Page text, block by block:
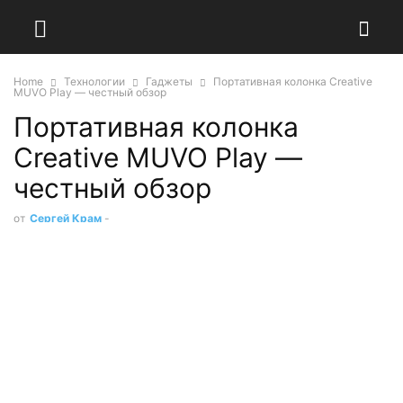
Home Технологии Гаджеты
Портативная колонка Creative
MUVO Play — честный обзор
Портативная колонка
Creative MUVO Play —
честный обзор
от Сергей Крам -